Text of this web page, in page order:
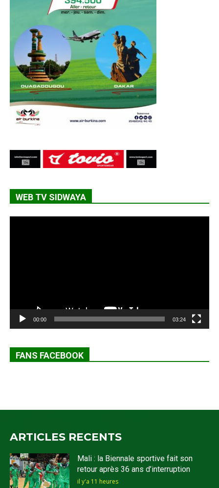
WEB TV SIDWAYA
00:00 03:24
FANS FACEBOOK
ARTICLES RECENTS
Mali : la Biennale sportive fait son
retour après 36 ans d’interruption
il y'a 11 heures